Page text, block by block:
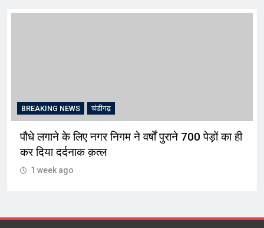
BREAKING NEWS चंडीगढ़
पौधे लगाने के लिए नगर निगम ने वर्षों पुराने 700 पेड़ों का ही
कर दिया दर्दनाक क़त्ल
1 week ago